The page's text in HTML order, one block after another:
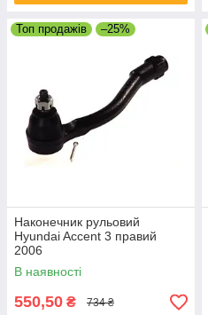
Топ продажів –25%
Наконечник рульовий
Hyundai Accent 3 правий
2006
В наявності
550,50 ₴ 734 ₴